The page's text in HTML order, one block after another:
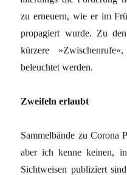
zu erneuern, wie er im
pro­pagiert wurde. Zu
kürzere
beleuchtet werden.
Zweifeln erlaubt
Sammelbände zu Corona
aber ich kenne keinen,
Sichtweisen publi­ziert